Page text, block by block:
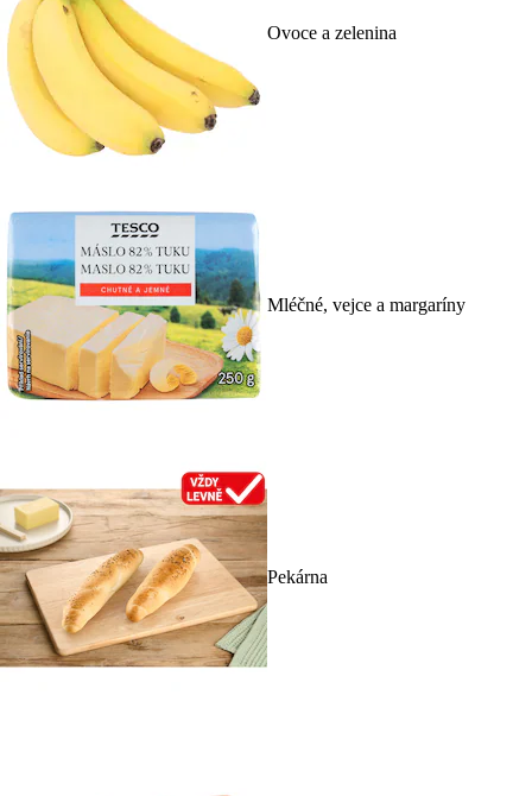
Ovoce a zelenina
Mléčné, vejce a margaríny
Pekárna